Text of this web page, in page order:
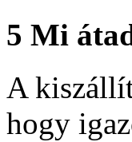
5 Mi
A
hogy